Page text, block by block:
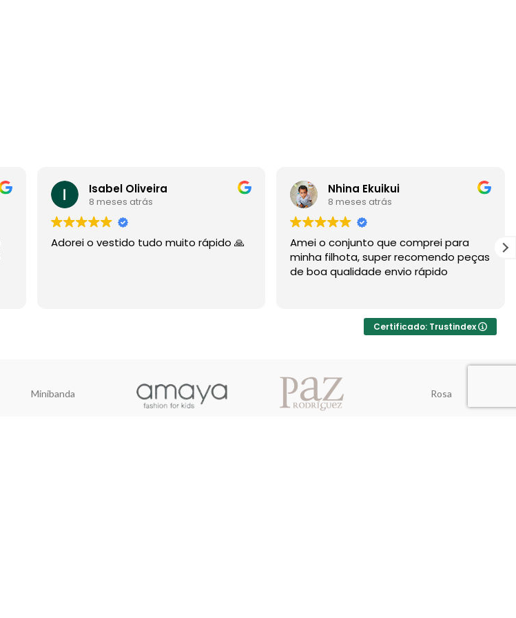
Isabel Oliveira
8 meses atrás
Adorei o vestido tudo muito rápido 🙏
Nhina Ekuikui
8 meses atrás
Amei o conjunto que comprei para
minha filhota, super recomendo peças
de boa qualidade envio rápido
Certificado: Trustindex
Minibanda Rosa